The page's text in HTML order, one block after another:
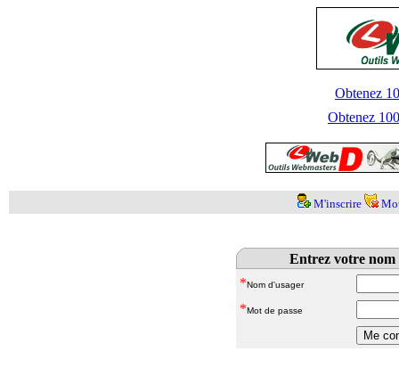
Obtenez
Obtenez
M'inscrire
Entrez votre nom
*Nom d'usager
*Mot de passe